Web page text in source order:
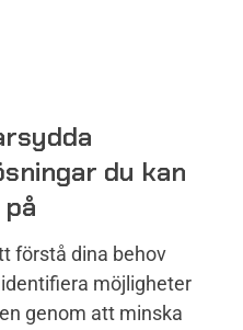
du kan
förstå dina behov
möjligheter
genom att minska